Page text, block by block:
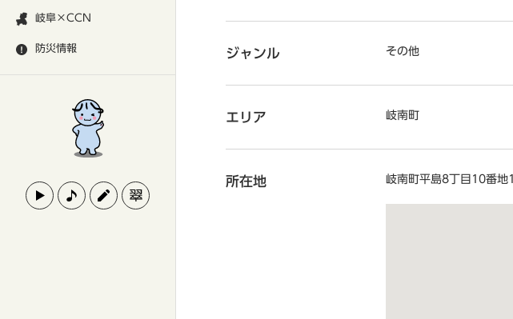
岐阜×CCN
防災情報 ジャンル その他
エリア 岐南町
所在地 岐南町平島8丁目10番地1